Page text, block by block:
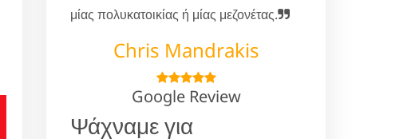
μίας πολυκατοικίας ή μίας μεζονέτας.
Chris Mandrakis
Google Review
Ψάχναμε για